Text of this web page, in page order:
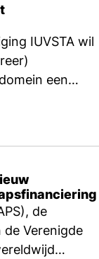
IUVSTA wil
een
Early
zoekt
de
Verenigde